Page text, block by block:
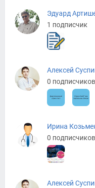
Эдуард
1 подписчик
Алексей
0 подписчиков
Ирина
0 подписчиков
Алексей